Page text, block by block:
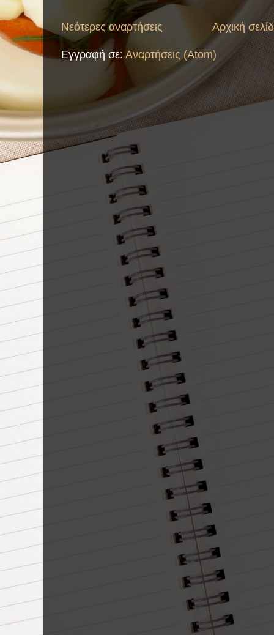
Νεότερες αναρτήσεις Αρχική
Εγγραφή σε: Αναρτήσεις (Atom)